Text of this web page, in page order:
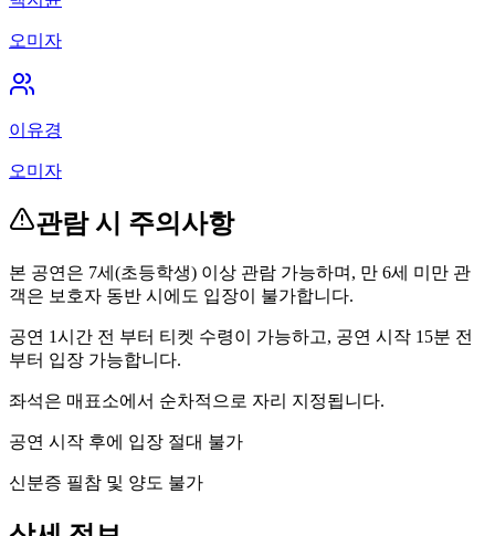
오미자
이유경
오미자
관람 시 주의사항
본 공연은 7세(초등학생) 이상 관람 가능하며, 만 6세 미만 관
객은 보호자 동반 시에도 입장이 불가합니다.
공연 1시간 전 부터 티켓 수령이 가능하고, 공연 시작 15분 전
부터 입장 가능합니다.
좌석은 매표소에서 순차적으로 자리 지정됩니다.
공연 시작 후에 입장 절대 불가
신분증 필참 및 양도 불가